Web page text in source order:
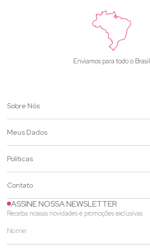
Enviamos para todo o Brasil
Sobre Nós
Meus Dados
Políticas
Contato
ASSINE NOSSA NEWSLETTER
Receba nossas novidades e promoções exclusivas